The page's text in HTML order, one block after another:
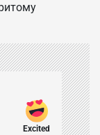
Excited